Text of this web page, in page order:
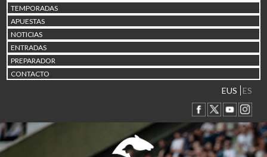
TEMPORADAS
APUESTAS
NOTICIAS
ENTRADAS
PREPARADOR
CONTACTO
EUS ES
23/08 17:30 Abuztuaren 23a / 23 de
30/08 17:30 Abuztuaren 30a / 30 de
02/09 11:15
06/09 17:30 Irailaren 6a / 6 de
Irailaren 13a / 13 de
30/09 11:30 Irailaren 30a / 30 de